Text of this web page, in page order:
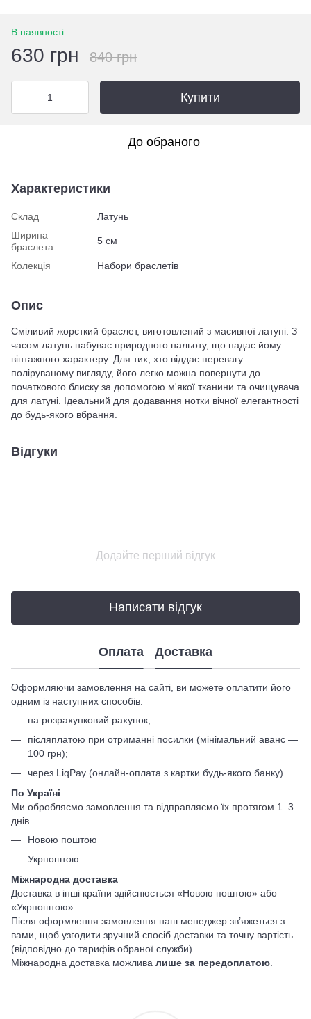
В наявності
630 грн 840 грн
Купити
До обраного
Характеристики
Склад
Латунь
Ширина
браслета
5 см
Колекція Набори браслетів
Опис
Сміливий жорсткий браслет, виготовлений з масивної латуні. З
часом латунь набуває природного нальоту, що надає йому
вінтажного характеру. Для тих, хто віддає перевагу
поліруваному вигляду, його легко можна повернути до
початкового блиску за допомогою м'якої тканини та очищувача
для латуні. Ідеальний для додавання нотки вічної елегантності
до будь-якого вбрання.
Відгуки
Додайте перший відгук
Написати відгук
Оплата Доставка
Оформляючи замовлення на сайті, ви можете оплатити його
одним із наступних способів:
на розрахунковий рахунок;
післяплатою при отриманні посилки (мінімальний аванс —
100 грн);
через LiqPay (онлайн-оплата з картки будь-якого банку).
По Україні
Ми обробляємо замовлення та відправляємо їх протягом 1–3
днів.
Новою поштою
Укрпоштою
Міжнародна доставка
Доставка в інші країни здійснюється «Новою поштою» або
«Укрпоштою».
Після оформлення замовлення наш менеджер зв’яжеться з
вами, щоб узгодити зручний спосіб доставки та точну вартість
(відповідно до тарифів обраної служби).
Міжнародна доставка можлива лише за передоплатою